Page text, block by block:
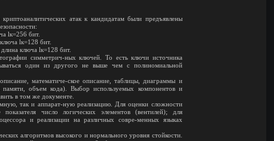
атак к кандидатам были предъявлены
lк=256 бит.
lк=128 бит.
ключа lк=128 бит.
симметрич-ных ключей. То есть ключи источника
один из другого не выше чем с полиномиальной
математиче-ское описание, таблицы, диаграммы и
объем кода). Выбор используемых компонентов и
в том же документе.
так и аппарат-ную реализацию. Для оценки сложности
показателя число логических элементов (вентилей); для
и реализации на различных совре-менных языках
алгоритмов высокого и нормального уровня стойкости.